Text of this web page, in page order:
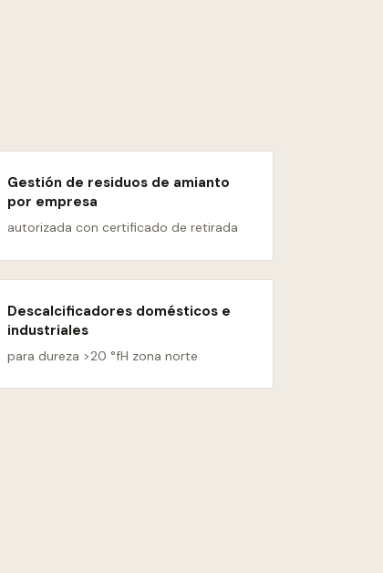
Gestión de residuos de amianto
por empresa
autorizada con certificado de retirada
Descalcificadores domésticos e
industriales
para dureza >20 °fH zona norte